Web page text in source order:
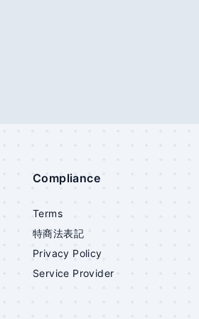
Compliance
Terms
特商法表記
Privacy Policy
Service Provider